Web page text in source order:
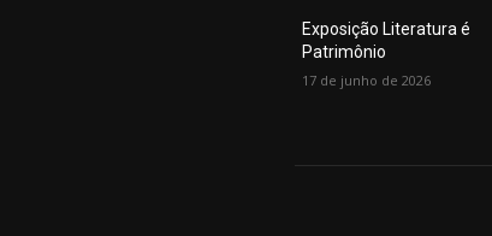
Exposição Literatura é
Patrimônio
17 de junho de 2026